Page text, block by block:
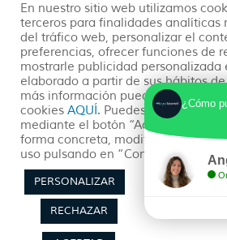
Ofertas
Viajes Organizados
Lunas de Miel
Circuitos en Autocar
Aviso
Síguenos
En nuestro sitio web utilizamos
terceros para finalidades analíticas
del tráfico web, personalizar el
preferencias, ofrecer funciones de
mostrarle publicidad personalizada
elaborado a partir de sus hábitos
más información puedes consultar
cookies AQUÍ. Puedes aceptar
mediante el botón “Aceptar” o
forma concreta, modificar su
uso pulsando en “Configuración de
PERSONALIZAR
RECHAZAR
¿Cómo